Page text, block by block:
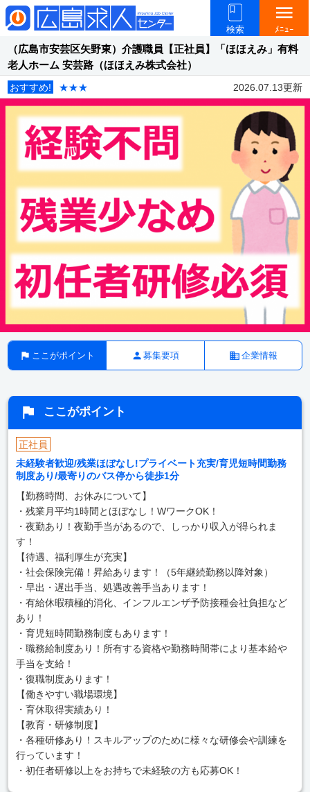
検索
menu
ﾒﾆｭｰ
（広島市安芸区矢野東）介護職員【正社員】「ほほえみ」有料
老人ホーム 安芸路（ほほえみ株式会社）
おすすめ! ★★★ 2026.07.13更新
ここがポイント 募集要項 企業情報
ここがポイント
正社員
未経験者歓迎/残業ほぼなし!プライベート充実/育児短時間勤務
制度あり/最寄りのバス停から徒歩1分
【勤務時間、お休みについて】
・残業月平均1時間とほぼなし！WワークOK！
・夜勤あり！夜勤手当があるので、しっかり収入が得られま
す！
【待遇、福利厚生が充実】
・社会保険完備！昇給あります！（5年継続勤務以降対象）
・早出・遅出手当、処遇改善手当あります！
・有給休暇積極的消化、インフルエンザ予防接種会社負担など
あり！
・育児短時間勤務制度もあります！
・職務給制度あり！所有する資格や勤務時間帯により基本給や
手当を支給！
・復職制度あります！
【働きやすい職場環境】
・育休取得実績あり！
【教育・研修制度】
・各種研修あり！スキルアップのために様々な研修会や訓練を
行っています！
・初任者研修以上をお持ちで未経験の方も応募OK！